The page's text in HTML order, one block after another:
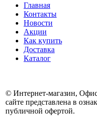
Главная
Контакты
Новости
Акции
Как купить
Доставка
Каталог
© Интернет-магазин,
сайте представлена в
публичной офертой.